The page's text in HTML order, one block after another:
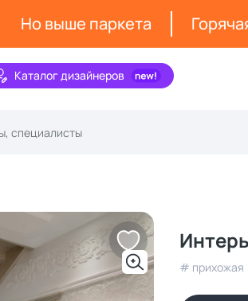
Но выше паркета
Каталог дизайнеров
# прихожая